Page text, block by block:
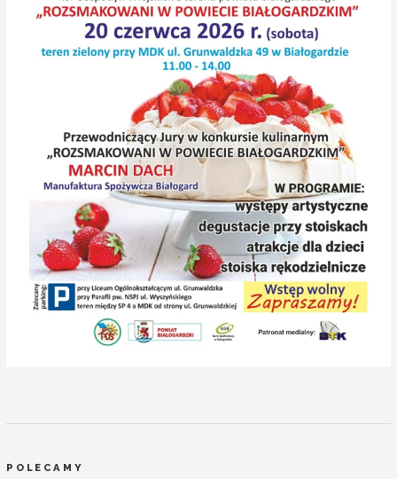
POLECAMY